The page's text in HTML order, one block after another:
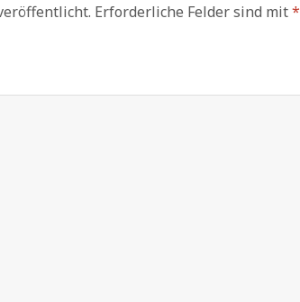
Erforderliche Felder sind mit*